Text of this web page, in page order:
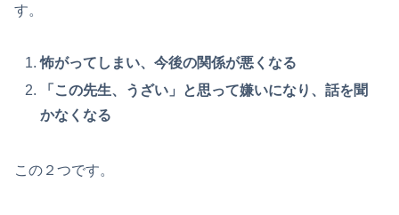
す。
怖がってしまい、今後の関係が悪くなる
「この先生、うざい」と思って嫌いになり、話を聞
かなくなる
この２つです。